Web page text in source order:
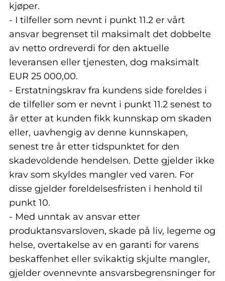
kjøper.
- I tilfeller som nevnt i punkt 11.2 er vårt
ansvar begrenset til maksimalt det dobbelte
av netto ordreverdi for den aktuelle
leveransen eller tjenesten, dog maksimalt
EUR 25 000,00.
- Erstatningskrav fra kundens side foreldes i
de tilfeller som er nevnt i punkt 11.2 senest to
år etter at kunden fikk kunnskap om skaden
eller, uavhengig av denne kunnskapen,
senest tre år etter tidspunktet for den
skadevoldende hendelsen. Dette gjelder ikke
krav som skyldes mangler ved varen. For
disse gjelder foreldelsesfristen i henhold til
punkt 10.
- Med unntak av ansvar etter
produktansvarsloven, skade på liv, legeme og
helse, overtakelse av en garanti for varens
beskaffenhet eller svikaktig skjulte mangler,
gjelder ovennevnte ansvarsbegrensninger for